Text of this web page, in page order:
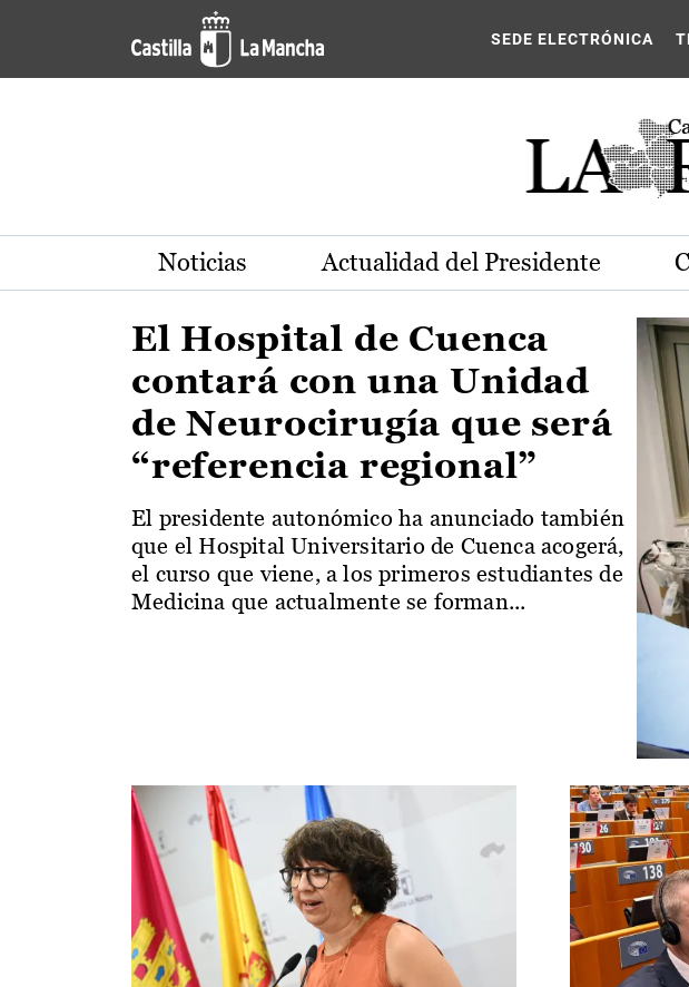
Pasar al contenido principal
Actualidad de la región de Castilla-La
SEDE ELECTRÓNICA
Noticias Actualidad del Presidente
El Hospital de Cuenca
contará con una Unidad
de Neurocirugía que será
“referencia regional”
El presidente autonómico ha anunciado también
que el Hospital Universitario de Cuenca acogerá,
el curso que viene, a los primeros estudiantes de
Medicina que actualmente se forman...